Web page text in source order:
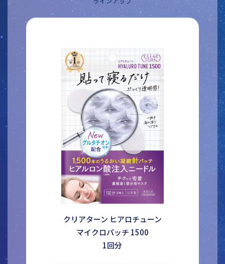
クリアターン ヒアロチューン
マイクロパッチ 1500
1回分